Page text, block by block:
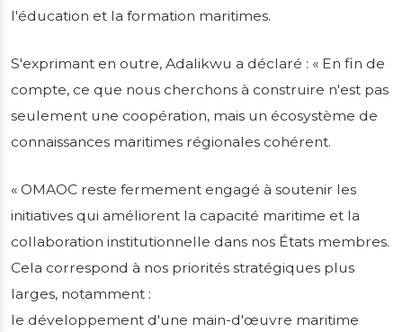
l'éducation et la formation maritimes.
S'exprimant en outre, Adalikwu a déclaré : « En fin de
compte, ce que nous cherchons à construire n'est pas
seulement une coopération, mais un écosystème de
connaissances maritimes régionales cohérent.
« OMAOC reste fermement engagé à soutenir les
initiatives qui améliorent la capacité maritime et la
collaboration institutionnelle dans nos États membres.
Cela correspond à nos priorités stratégiques plus
larges, notamment :
le développement d'une main-d'œuvre maritime